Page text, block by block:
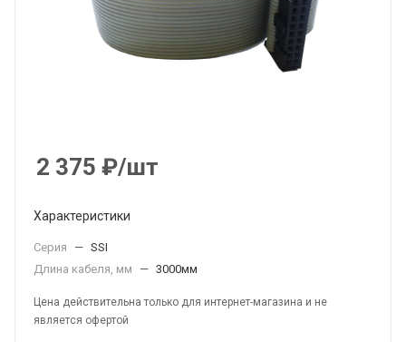
2 375 ₽/шт
Характеристики
Серия — SSI
Длина кабеля, мм
— 3000мм
Цена действительна только для интернет-магазина и не
является офертой